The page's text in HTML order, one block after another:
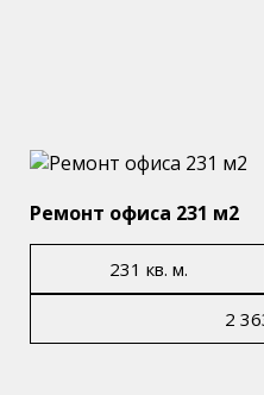
Ремонт офиса 231 м2
231 кв. м.
2